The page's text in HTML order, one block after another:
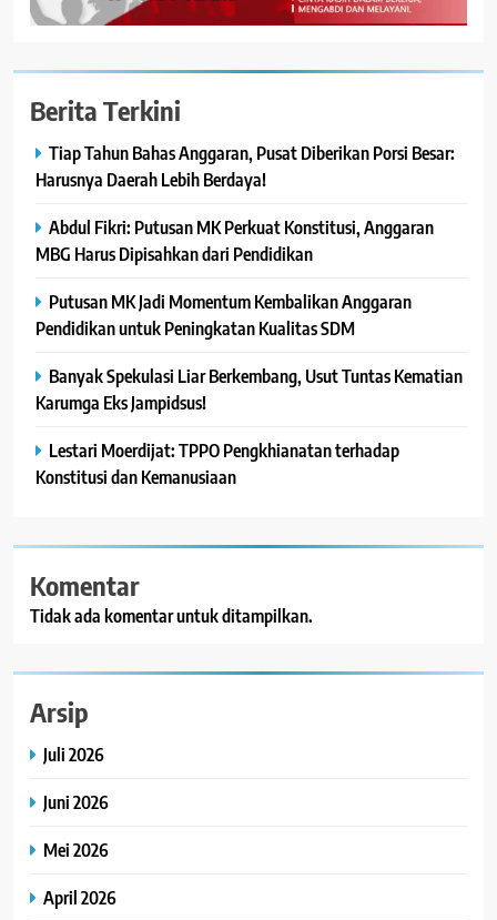
Berita Terkini
Tiap Tahun Bahas Anggaran, Pusat Diberikan Porsi Besar:
Harusnya Daerah Lebih Berdaya!
Abdul Fikri: Putusan MK Perkuat Konstitusi, Anggaran
MBG Harus Dipisahkan dari Pendidikan
Putusan MK Jadi Momentum Kembalikan Anggaran
Pendidikan untuk Peningkatan Kualitas SDM
Banyak Spekulasi Liar Berkembang, Usut Tuntas Kematian
Karumga Eks Jampidsus!
Lestari Moerdijat: TPPO Pengkhianatan terhadap
Konstitusi dan Kemanusiaan
Komentar
Tidak ada komentar untuk ditampilkan.
Arsip
Juli 2026
Juni 2026
Mei 2026
April 2026